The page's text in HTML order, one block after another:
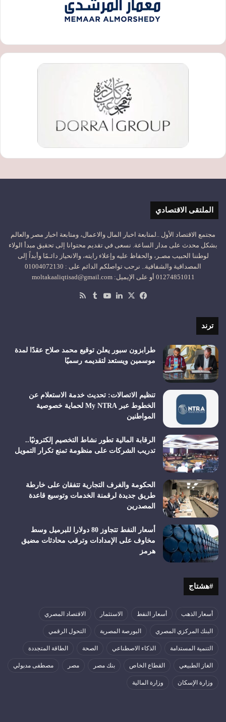
الملتقى الاقتصادي
مجتمع الاقتصاد الأول ..لمتابعة اخبار المال والاعمال، ومتابعة اخبار مصر والعالم
بشكل محدث على مدار الساعة. نسعى في تقديم محتوانا إلى تحقيق مبدأ الولاء
لوطننا الحبيب مصـر، والحفاظ عليه وإعلاء رايته، والانحياز دائـمًا وأبداً إلى
المصداقية والشفافية.. نرحب تواصلكم الدائم على : 01004072130
01274851011 أو على الإيميل: moltakaaliqtisad@gmail.com
فيسبوك
‫X لينكدإن‫YouTube
ترند
طرابزون سبور يعلن توقيع محمد صلاح عقدًا لمدة
موسمين ويستعد لتقديمه رسميًا
تنظيم الاتصالات: تحديث خدمة الاستعلام عن
الخطوط عبر My NTRA لحماية خصوصية
المواطنين
الرقابة المالية تطور نشاط التخصيم إلكترونيًا..
تدريب الشركات على منظومة تمنع تكرار التمويل
الحكومة والغرف التجارية تتفقان على خارطة
طريق جديدة لرقمنة الخدمات وتوسيع قاعدة
المصدرين
أسعار النفط تتجاوز 80 دولارا للبرميل وسط
مخاوف على الإمدادات وترقب محادثات مضيق
هرمز
#هشتاج
أسعار الذهب أسعار النفط الاستثمار الاقتصاد المصري
البنك المركزي المصري البورصة المصرية التحول الرقمي
التنمية المستدامة الذكاء الاصطناعي الصحة الطاقة المتجددة
الغاز الطبيعي القطاع الخاص بنك مصر مصر مصطفى مدبولي
وزارة الإسكان وزارة المالية